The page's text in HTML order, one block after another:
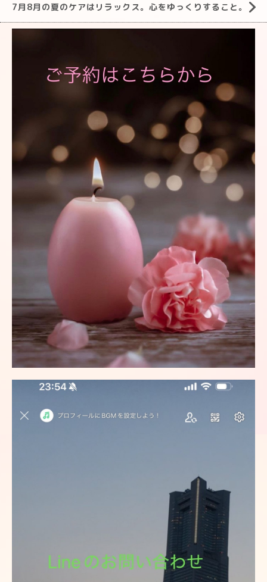
7月8月の夏のケアはリラックス。心をゆっくりすること。